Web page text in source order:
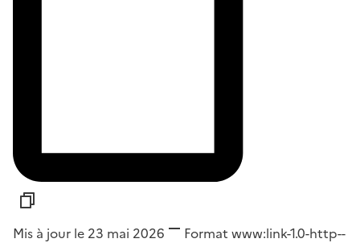
Mis à jour le 23 mai 2026 Format www:link-1.0-http--